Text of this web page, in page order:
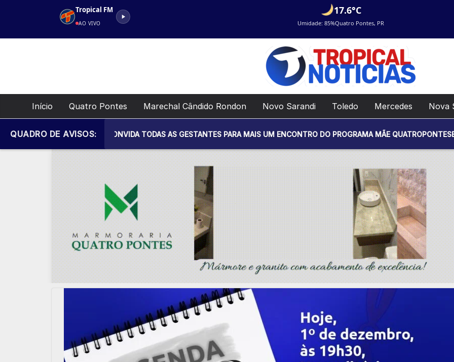
Tropical FM
AO VIVO
17.6°C
Umidade: 85%Quatro Pontes, PR
Início Quatro Pontes Marechal Cândido Rondon Novo Sarandi Toledo Mercedes Nova
QUADRO DE AVISOS:
DE SAÚDE CONVIDA TODAS AS GESTANTES PARA MAIS UM ENCONTRO DO PROGRAMA MÃE QUATROPONTESE. O